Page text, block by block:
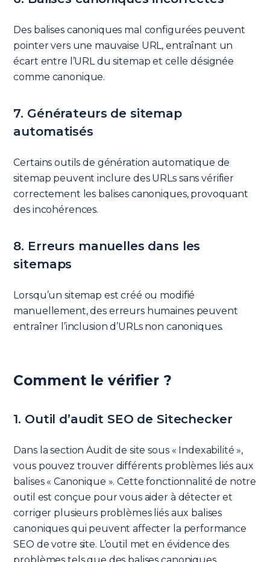
Des balises canoniques mal configurées peuvent
pointer vers une mauvaise URL, entraînant un
écart entre l’URL du sitemap et celle désignée
comme canonique.
7. Générateurs de sitemap
automatisés
Certains outils de génération automatique de
sitemap peuvent inclure des URLs sans vérifier
correctement les balises canoniques, provoquant
des incohérences.
8. Erreurs manuelles dans les
sitemaps
Lorsqu’un sitemap est créé ou modifié
manuellement, des erreurs humaines peuvent
entraîner l’inclusion d’URLs non canoniques.
Comment le vérifier ?
1. Outil d’audit SEO de Sitechecker
Dans la section Audit de site sous « Indexabilité »,
vous pouvez trouver différents problèmes liés aux
balises « Canonique ». Cette fonctionnalité de notre
outil est conçue pour vous aider à détecter et
corriger plusieurs problèmes liés aux balises
canoniques qui peuvent affecter la performance
SEO de votre site. L’outil met en évidence des